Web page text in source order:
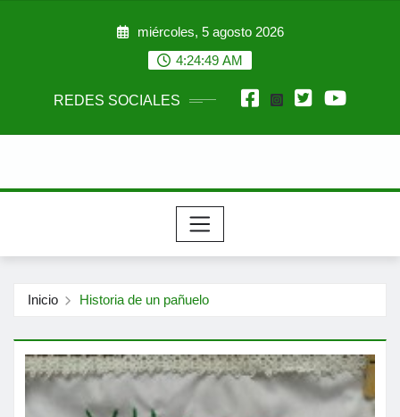
miércoles, 5 agosto 2026
4:24:50 AM
REDES SOCIALES
Inicio Historia de un pañuelo